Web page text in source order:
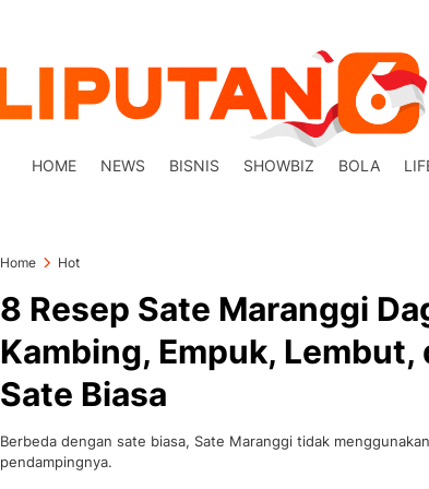
HOME NEWS BISNIS SHOWBIZ BOLA
Home Hot
8 Resep Sate Maranggi
Kambing, Empuk, Lembut,
Sate Biasa
Berbeda dengan sate biasa, Sate Maranggi tidak
pendampingnya.